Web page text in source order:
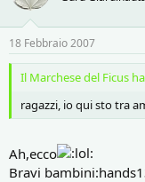
18 Febbraio 2007
Il Marchese del Ficus
ragazzi, io qui sto tra
Ah,ecco
Bravi